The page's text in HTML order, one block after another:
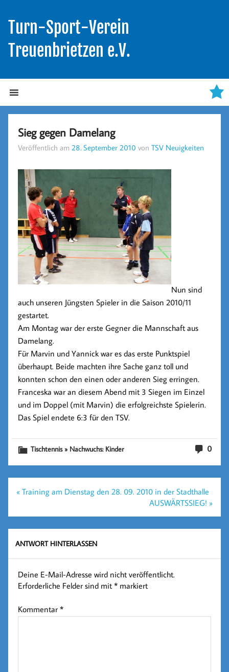
Turn-Sport-Verein
Treuenbrietzen e.V.
Sieg gegen Damelang
Veröffentlich am 28. September 2010 vonTSV Neuigkeiten
Nun sind
auch unseren Jüngsten Spieler in die Saison 2010/11
gestartet.
Am Montag war der erste Gegner die Mannschaft aus
Damelang.
Für Marvin und Yannick war es das erste Punktspiel
überhaupt. Beide machten ihre Sache ganz toll und
konnten schon den einen oder anderen Sieg erringen.
Franceska war an diesem Abend mit 3 Siegen im Einzel
und im Doppel (mit Marvin) die erfolgreichste Spielerin.
Das Spiel endete 6:3 für den TSV.
0
Tischtennis » Nachwuchs: Kinder
Beitragsnavigation
« Training am Dienstag den 28. 09. 2010 in der Stadthalle
AUSWÄRTSSIEG! »
ANTWORT HINTERLASSEN
Deine E-Mail-Adresse wird nicht veröffentlicht.
Erforderliche Felder sind mit* markiert
Kommentar*